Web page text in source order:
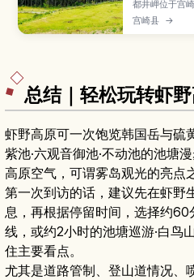
都井岬位于宫
（野马）、白
整理必看观景
宫崎县 →
总结｜轻松玩转虾
虾野高原可一次饱览韩国岳与硫
紫池·六观音御池·不动池的池塘
高原空气，可谓雾岛观光的亮点
第一次到访的话，建议先在虾野
息，再根据停留时间，选择约
线，或约2小时的池塘巡游·白鸟
住主要看点。
尤其是道路管制、登山道情况、